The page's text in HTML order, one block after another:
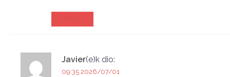
Javier(e)k dio:
09:35 2026/07/01